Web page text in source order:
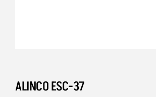
ALINCO ESC-37